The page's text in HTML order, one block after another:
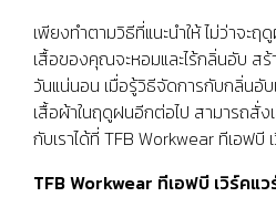
เพียงทำตามวิธีที่แนะนำให้ ไม่ว่าจะ
เสื้อของคุณจะหอมและไร้กลิ่นอับ ส
วันแน่นอน เมื่อรู้วิธีจัดการกับกลิ่นอั
เสื้อผ้าในฤดูฝนอีกต่อไป สามารถสั่ง
กับเราได้ที่ TFB Workwear ทีเอฟบี
TFB Workwear ทีเอฟบี เวิร์คแว